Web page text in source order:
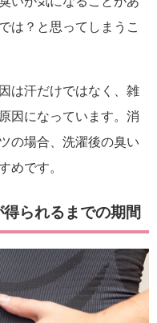
は？と思ってしまうこ
は汗だけではなく、雑
因になっています。消
の場合、洗濯後の臭い
めです。
られるまでの期間